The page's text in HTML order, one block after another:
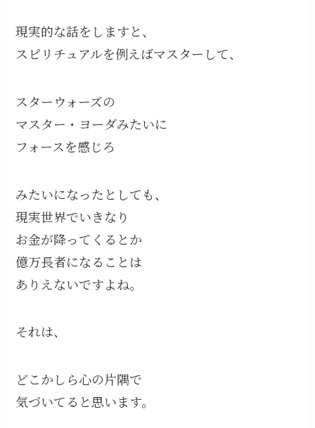
現実的な話をしますと、
スピリチュアルを例えばマスターして、
スターウォーズの
マスター・ヨーダみたいに
フォースを感じろ
みたいになったとしても、
現実世界でいきなり
お金が降ってくるとか
億万長者になることは
ありえないですよね。
それは、
どこかしら心の片隅で
気づいてると思います。